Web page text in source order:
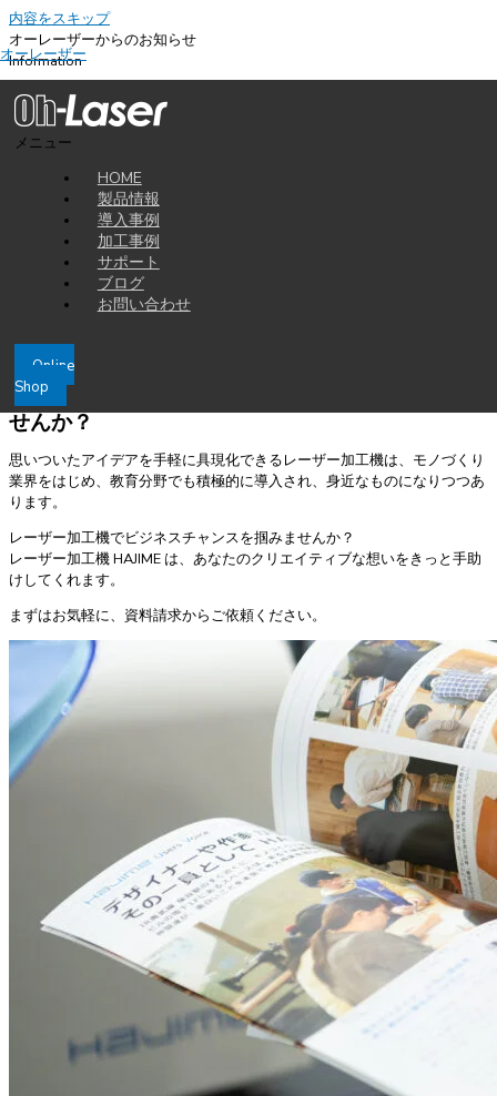
内容をスキップ
オーレーザー
メニュー
HOME
製品情報
導入事例
加工事例
サポート
ブログ
お問い合わせ
Online
Shop
オーレーザーからのお知らせ
Information
2025-12-01
年末年始の出荷スケジュールについて
平素より弊社製品をご愛顧頂き、誠にありがとうございます。
誠に勝手ながら、年末年始の出荷スケジュールについて下記の通りとさせ
て頂きます。運送会社が繁忙期のため、配達遅延などが発生する可能性も
ございますので、余裕を持ったご発注、修理依頼をお願い申し上げます。
年内出荷最終日：2025年12月19日（金）まで
年始出荷開始日：2026年01月05日（月）より
申し上げます。
レーザー加工機でビジネスの可能性を広げてみま
せんか？
思いついたアイデアを手軽に具現化できるレーザー加工機は、モノづくり
業界をはじめ、教育分野でも積極的に導入され、身近なものになりつつあ
ります。
レーザー加工機でビジネスチャンスを掴みませんか？
レーザー加工機 HAJIME は、あなたのクリエイティブな想いをきっと手助
けしてくれます。
まずはお気軽に、資料請求からご依頼ください。